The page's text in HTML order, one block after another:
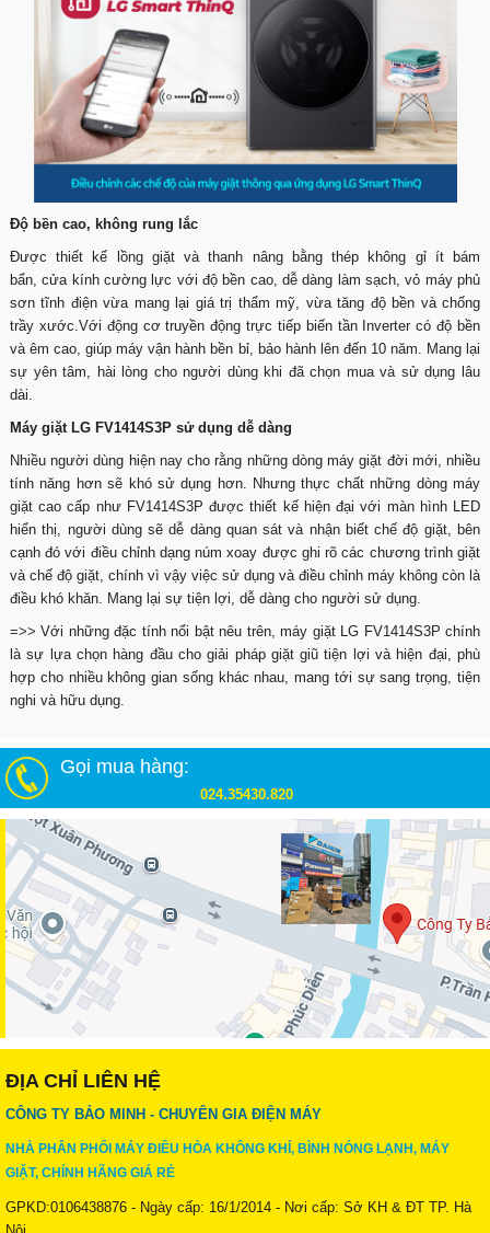
Độ bền cao, không rung lắc
Được thiết kế lồng giặt và thanh nâng bằng thép không gỉ ít bám
bẩn, cửa kính cường lực với độ bền cao, dễ dàng làm sạch, vỏ máy phủ
sơn tĩnh điện vừa mang lại giá trị thẩm mỹ, vừa tăng độ bền và chống
trầy xước.Với động cơ truyền động trực tiếp biến tần Inverter có độ bền
và êm cao, giúp máy vận hành bền bỉ, bảo hành lên đến 10 năm. Mang lại
sự yên tâm, hài lòng cho người dùng khi đã chọn mua và sử dụng lâu
dài.
Máy giặt LG FV1414S3P sử dụng dễ dàng
Nhiều người dùng hiện nay cho rằng những dòng máy giặt đời mới, nhiều
tính năng hơn sẽ khó sử dụng hơn. Nhưng thực chất những dòng máy
giặt cao cấp như FV1414S3P được thiết kế hiện đại với màn hình LED
hiển thị, người dùng sẽ dễ dàng quan sát và nhận biết chế độ giặt, bên
cạnh đó với điều chỉnh dạng núm xoay được ghi rõ các chương trình giặt
và chế độ giặt, chính vì vậy việc sử dụng và điều chỉnh máy không còn là
điều khó khăn. Mang lại sự tiện lợi, dễ dàng cho người sử dụng.
=>> Với những đặc tính nổi bật nêu trên, máy giặt LG FV1414S3P chính
là sự lựa chọn hàng đầu cho giải pháp giặt giũ tiện lợi và hiện đại, phù
hợp cho nhiều không gian sống khác nhau, mang tới sự sang trọng, tiện
nghi và hữu dụng.
Gọi mua hàng:
024.35430.820
ĐỊA CHỈ LIÊN HỆ
CÔNG TY BẢO MINH - CHUYÊN GIA ĐIỆN MÁY
NHÀ PHÂN PHỐI MÁY ĐIỀU HÒA KHÔNG KHÍ, BÌNH NÓNG LẠNH, MÁY
GIẶT, CHÍNH HÃNG GIÁ RẺ
GPKD:0106438876 - Ngày cấp: 16/1/2014 - Nơi cấp: Sở KH & ĐT TP. Hà